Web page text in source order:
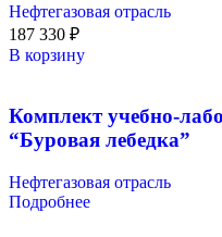
Нефтегазовая отрасль
187 330 ₽
В корзину
Комплект учебно-
“Буровая лебедка”
Нефтегазовая отрасль
Подробнее